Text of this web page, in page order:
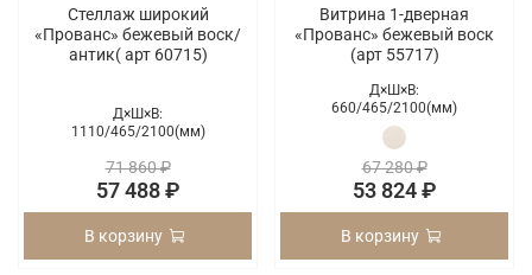
Стеллаж широкий
«Прованс» бежевый воск/
антик( арт 60715)
Д×Ш×В:
1110/465/2100(мм)
71 860 ₽
57 488 ₽
В корзину
Витрина 1-дверная
«Прованс» бежевый воск
(арт 55717)
Д×Ш×В:
660/465/2100(мм)
67 280 ₽
53 824 ₽
В корзину